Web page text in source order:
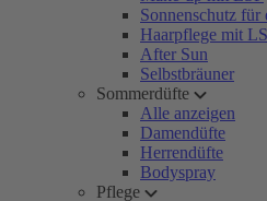
Sonnenschutz für
Haarpflege mit
After Sun
Selbstbräuner
Sommerdüfte
Alle anzeigen
Damendüfte
Herrendüfte
Bodyspray
Pflege